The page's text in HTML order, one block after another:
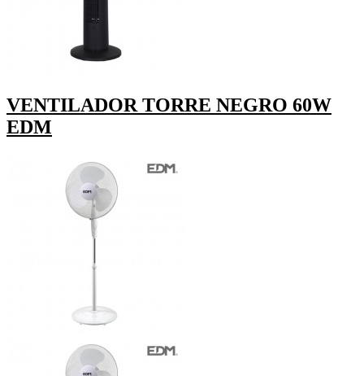
VENTILADOR TORRE NEGRO 60W
EDM